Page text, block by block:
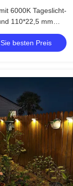
6000K Tageslicht-
110*22,5 mm
besten Preis